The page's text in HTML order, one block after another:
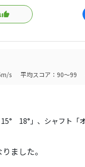
s 平均スコア：90～99
18°」、シャフト「
ました。